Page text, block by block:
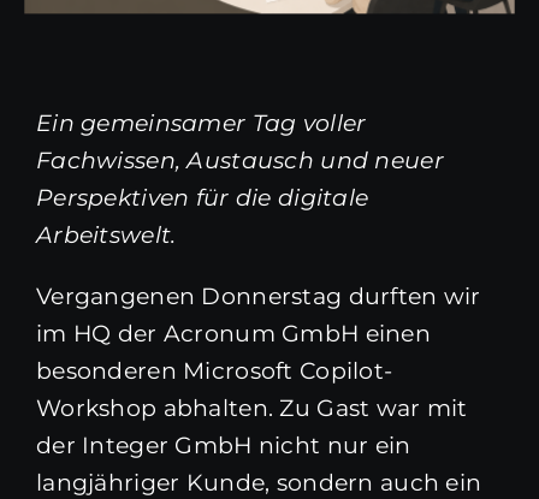
Ein gemeinsamer Tag voller
Fachwissen, Austausch und neuer
Perspektiven für die digitale
Arbeitswelt.
Vergangenen Donnerstag durften wir
im HQ der Acronum GmbH einen
besonderen Microsoft Copilot-
Workshop abhalten. Zu Gast war mit
der Integer GmbH nicht nur ein
langjähriger Kunde, sondern auch ein